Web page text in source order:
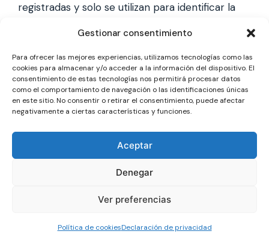
Gestionar consentimiento
Para ofrecer las mejores experiencias, utilizamos tecnologías como las
cookies para almacenar y/o acceder a la información del dispositivo. El
consentimiento de estas tecnologías nos permitirá procesar datos
como el comportamiento de navegación o las identificaciones únicas
en este sitio. No consentir o retirar el consentimiento, puede afectar
negativamente a ciertas características y funciones.
Aceptar
Denegar
Ver preferencias
Política de cookiesDeclaración de privacidad
registradas y solo se utilizan para identificar la
marcas, y solo reparamos impresoras laser,
somos un servicio técnico especializado y
totalmente independiente.
Los logotipos y marcas son marcas registradas
somos un servicio técnico totalmente
independiente a cada marca.
GeneratePress